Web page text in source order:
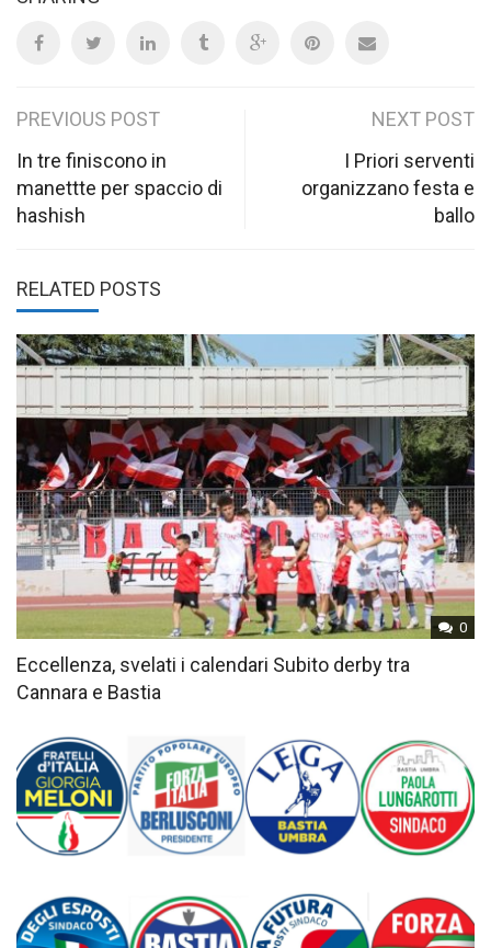
Post
navigation
PREVIOUS POST
In tre finiscono in
manettte per spaccio di
hashish
NEXT POST
I Priori serventi
organizzano festa e
ballo
RELATED POSTS
0
Eccellenza, svelati i calendari Subito derby tra
Cannara e Bastia